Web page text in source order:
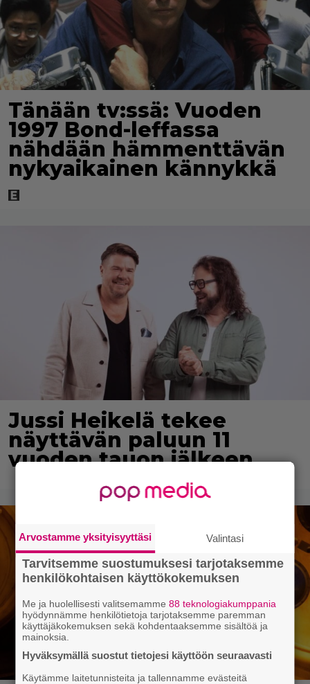
Tänään tv:ssä: Vuoden
1997 Bond-leffassa
nähdään hämmenttävän
nykyaikainen kännykkä
Jussi Heikelä tekee
näyttävän paluun 11
vuoden tauon jälkeen
Arvostamme yksityisyyttäsi Valintasi
Tarvitsemme suostumuksesi tarjotaksemme
henkilökohtaisen käyttökokemuksen
Me ja huolellisesti valitsemamme88 teknologiakumppania
hyödynnämme henkilötietoja tarjotaksemme paremman
käyttäjäkokemuksen sekä kohdentaaksemme sisältöä ja
mainoksia.
Hyväksymällä suostut tietojesi käyttöön seuraavasti
Käytämme laitetunnisteita ja tallennamme evästeitä